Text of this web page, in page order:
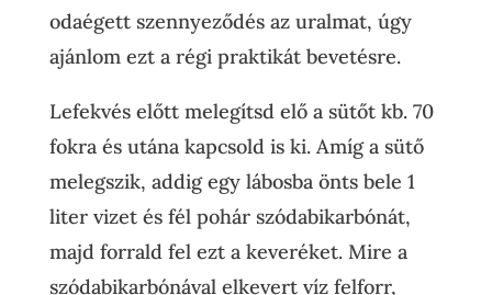
odaégett szennyeződés az uralmat, úgy
ajánlom ezt a régi praktikát bevetésre.
Lefekvés előtt melegítsd elő a sütőt kb. 70
fokra és utána kapcsold is ki. Amíg a sütő
melegszik, addig egy lábosba önts bele 1
liter vizet és fél pohár szódabikarbónát,
majd forrald fel ezt a keveréket. Mire a
szódabikarbónával elkevert víz felforr,